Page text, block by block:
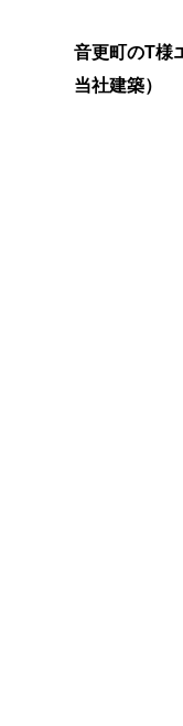
音更町のT様
当社建築）